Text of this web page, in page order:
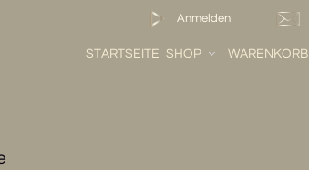
Anmelden
STARTSEITE SHOP WARENKORB